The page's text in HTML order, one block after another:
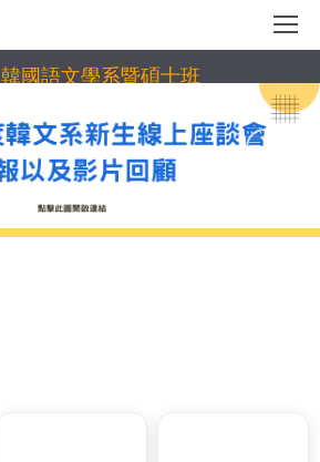
韓國語文學系暨碩士班